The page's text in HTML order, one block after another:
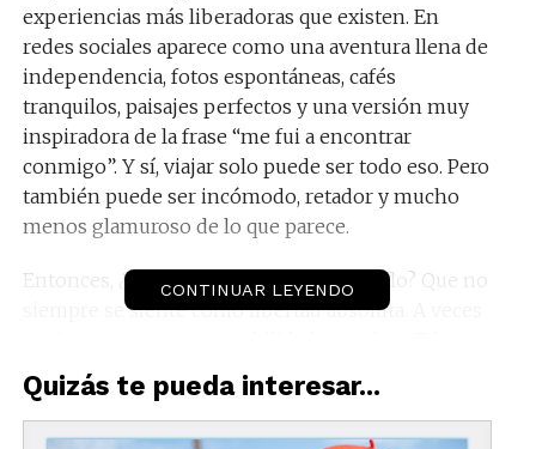
experiencias más liberadoras que existen. En
redes sociales aparece como una aventura llena de
independencia, fotos espontáneas, cafés
tranquilos, paisajes perfectos y una versión muy
inspiradora de la frase “me fui a encontrar
conmigo”. Y sí, viajar solo puede ser todo eso. Pero
también puede ser incómodo, retador y mucho
menos glamuroso de lo que parece.
Entonces, ¿qué nadie te dice de viajar solo? Que no
siempre se siente como libertad absoluta. A veces
eliges el destino, el hotel, los horarios, los
restaurantes y las actividades. Pero también eres
quien resuelve los cambios, los miedos, los gastos,
CONTINUAR LEYENDO
Quizás te pueda interesar...